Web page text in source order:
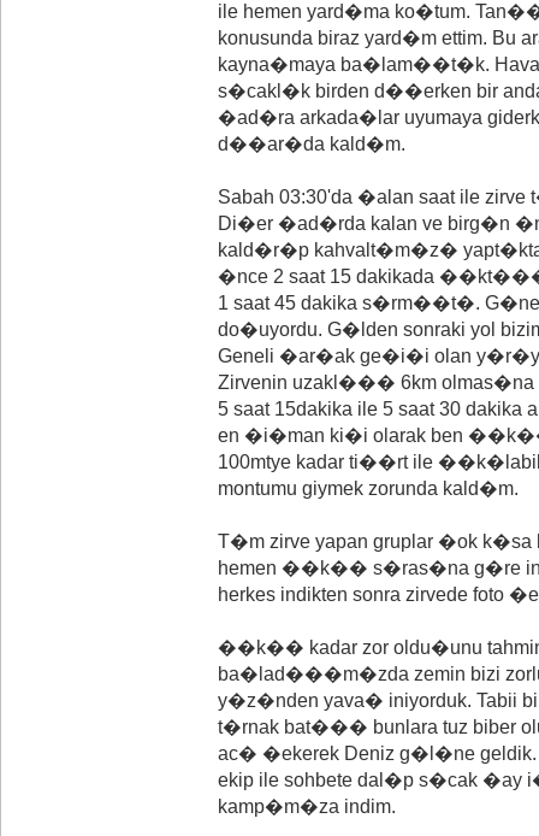
ile hemen yard�ma ko�tum.
konusunda biraz yard�m ettim. Bu
kayna�maya ba�lam��t�k.
s�cakl�k birden d��erken bir
�ad�ra arkada�lar uyumaya
d��ar�da kald�m.
Sabah 03:30'da �alan saat ile
Di�er �ad�rda kalan ve
kald�r�p kahvalt�m�z�
�nce 2 saat 15 dakikada
1 saat 45 dakika s�rm��t�.
do�uyordu. G�lden sonraki yol
Geneli �ar�ak ge�i�i olan
Zirvenin uzakl��� 6km
5 saat 15dakika ile 5 saat 30
en �i�man ki�i olarak ben
100mtye kadar ti��rt ile
montumu giymek zorunda kald�m.
T�m zirve yapan gruplar �ok k�sa
hemen ��k�� s�ras�na g�re
herkes indikten sonra zirvede foto
��k�� kadar zor oldu�unu
ba�lad���m�zda zemin bizi
y�z�nden yava� iniyorduk. Tabii
t�rnak bat��� bunlara tuz biber
ac� �ekerek Deniz g�l�ne geldik.
ekip ile sohbete dal�p s�cak �ay
kamp�m�za indim.